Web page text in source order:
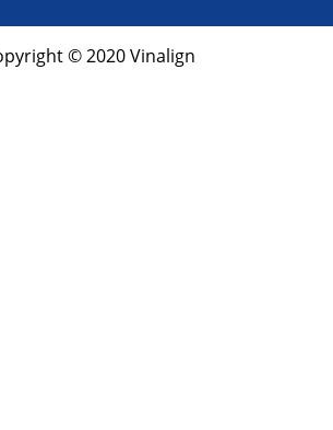
© 2020 Vinalign